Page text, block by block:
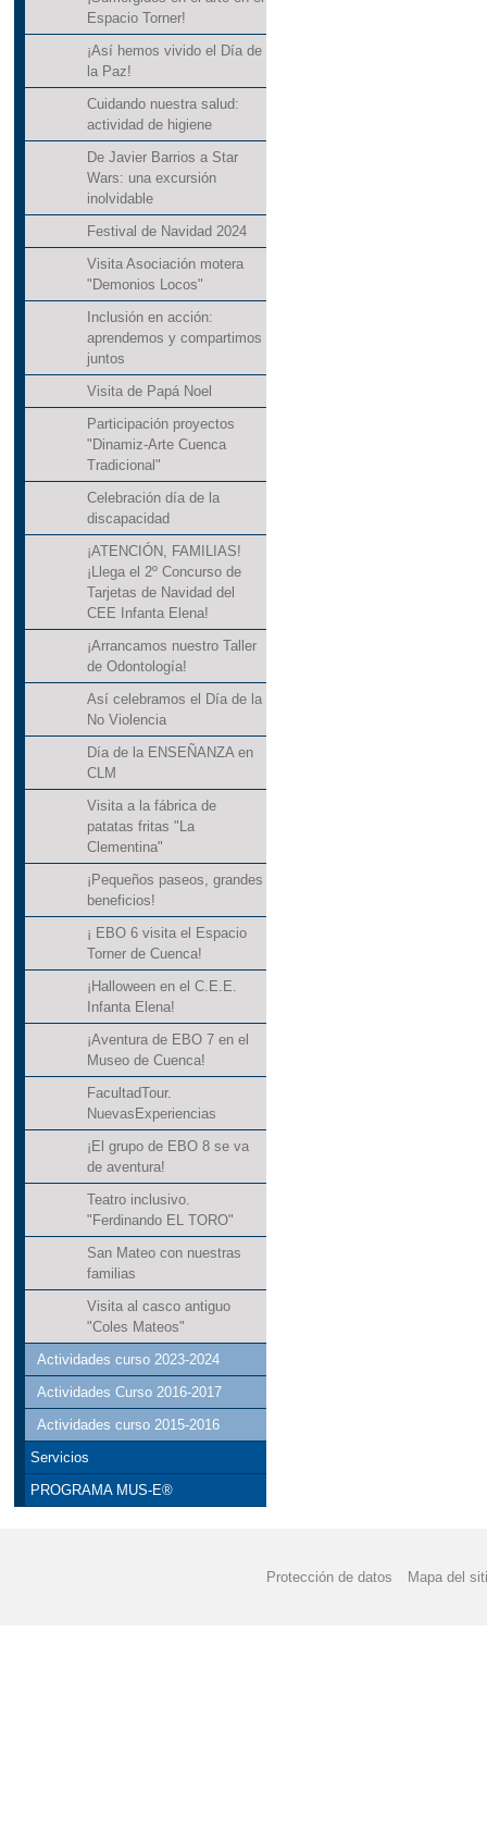
Espacio Torner!
¡Así hemos vivido el Día de
la Paz!
Cuidando nuestra salud:
actividad de higiene
De Javier Barrios a Star
Wars: una excursión
inolvidable
Festival de Navidad 2024
Visita Asociación motera
"Demonios Locos"
Inclusión en acción:
aprendemos y compartimos
juntos
Visita de Papá Noel
Participación proyectos
"Dinamiz-Arte Cuenca
Tradicional"
Celebración día de la
discapacidad
¡ATENCIÓN, FAMILIAS!
¡Llega el 2º Concurso de
Tarjetas de Navidad del
CEE Infanta Elena!
¡Arrancamos nuestro Taller
de Odontología!
Así celebramos el Día de la
No Violencia
Día de la ENSEÑANZA en
CLM
Visita a la fábrica de
patatas fritas "La
Clementina"
¡Pequeños paseos, grandes
beneficios!
¡ EBO 6 visita el Espacio
Torner de Cuenca!
¡Halloween en el C.E.E.
Infanta Elena!
¡Aventura de EBO 7 en el
Museo de Cuenca!
FacultadTour.
NuevasExperiencias
¡El grupo de EBO 8 se va
de aventura!
Teatro inclusivo.
"Ferdinando EL TORO"
San Mateo con nuestras
familias
Visita al casco antiguo
"Coles Mateos"
Actividades curso 2023-2024
Actividades Curso 2016-2017
Actividades curso 2015-2016
Servicios
PROGRAMA MUS-E®
Protección de datos Mapa del